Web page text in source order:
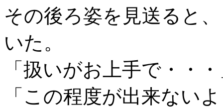
その後ろ姿を見送ると
いた。
「扱いがお上手で・・
「この程度が出来ない